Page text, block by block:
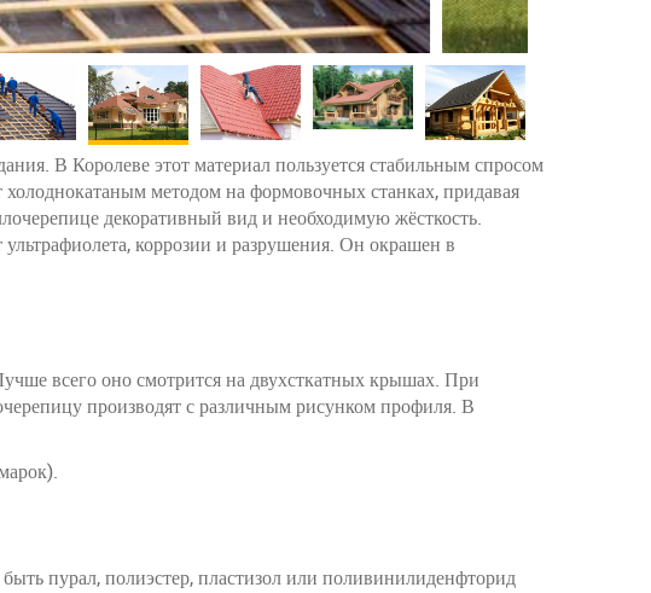
В Королеве этот материал пользуется стабильным спросом
методом на формовочных станках, придавая
декоративный вид и необходимую жёсткость.
коррозии и разрушения. Он окрашен в
всего оно смотрится на двухсткатных крышах. При
производят с различным рисунком профиля. В
пурал, полиэстер, пластизол или поливинилиденфторид